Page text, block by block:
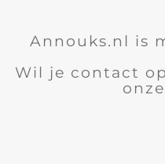
Annouks.nl is
Wil je contact